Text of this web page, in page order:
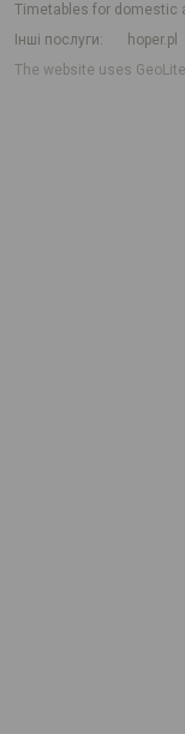
Timetables for domestic
Інші послуги
hoper.pl
The website uses